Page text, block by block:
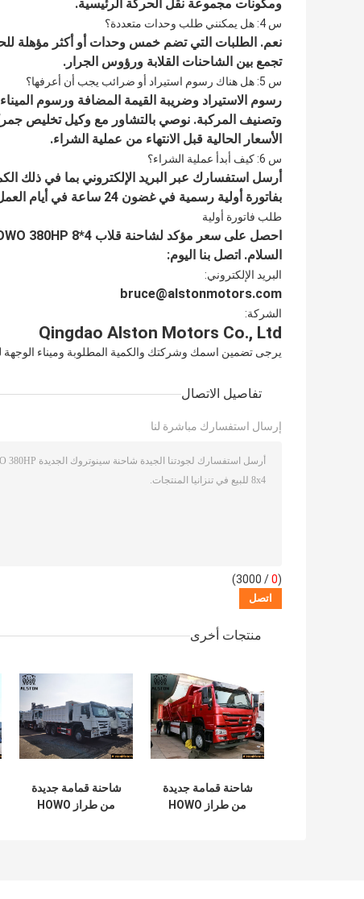
ومكونات مجموعة نقل الحركة الرئيسية.
س 4: هل يمكنني طلب وحدات متعددة؟
نعم. الطلبات التي تضم خمس وحدات أو أكثر مؤهلة
تجمع بين الشاحنات القلابة ورؤوس الجرار.
س 5: هل هناك رسوم استيراد أو ضرائب يجب أن أعرفها؟
رسوم الاستيراد وضريبة القيمة المضافة ورسوم
الأسعار الحالية قبل الانتهاء من عملية الشراء.
س 6: كيف أبدأ عملية الشراء؟
أرسل استفسارك عبر البريد الإلكتروني بما في ذلك
بفاتورة أولية رسمية في غضون 24 ساعة في أيام العمل.
طلب فاتورة أولية
السلام. اتصل بنا اليوم:
البريد الإلكتروني:
bruce@alstonmotors.com
الشركة:
Qingdao Alston Motors Co., Ltd
يرجى تضمين اسمك وشركتك والكمية المطلوبة وميناء
تفاصيل الاتصال
إرسال استفسارك مباشرة لنا
(
0
/ 3000)
منتجات أخرى
شاحنة قمامة جديدة
من طراز HOWO
شاحنة قمامة جديدة
من طراز HOWO